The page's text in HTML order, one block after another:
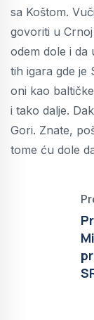
sa Koštom.
govoriti u
odem dole i da
tih igara gde je
oni kao
i tako dalje.
Gori. Znate,
tome ću dole